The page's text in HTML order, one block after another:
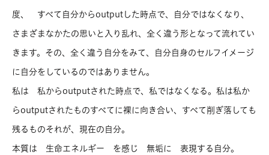
度、 すべて自分からoutputした時点で、自分ではなくなり、
さまざまなかたの思いと入り乱れ、全く違う形となって流れてい
きます。その、全く違う自分をみて、自分自身のセルフイメージ
に自分をしているのではありません。
私は 私からoutputされた時点で、私ではなくなる。私は私か
らoutputされたものすべてに裸に向き合い、すべて削ぎ落しても
残るものそれが、現在の自分。
本質は 生命エネルギー を感じ 無垢に 表現する自分。